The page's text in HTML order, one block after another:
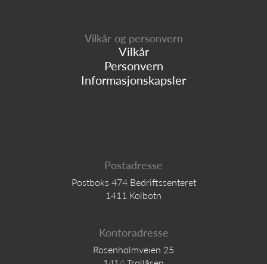
Vilkår og personvern
Vilkår
Personvern
Informasjonskapsler
Postadresse
Postboks 474 Bedriftssenteret
1411 Kolbotn
Kontoradresse
Rosenholmveien 25